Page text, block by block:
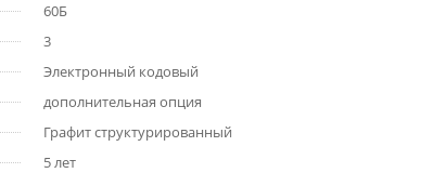
60Б
3
Электронный кодовый
дополнительная опция
Графит структурированный
5 лет